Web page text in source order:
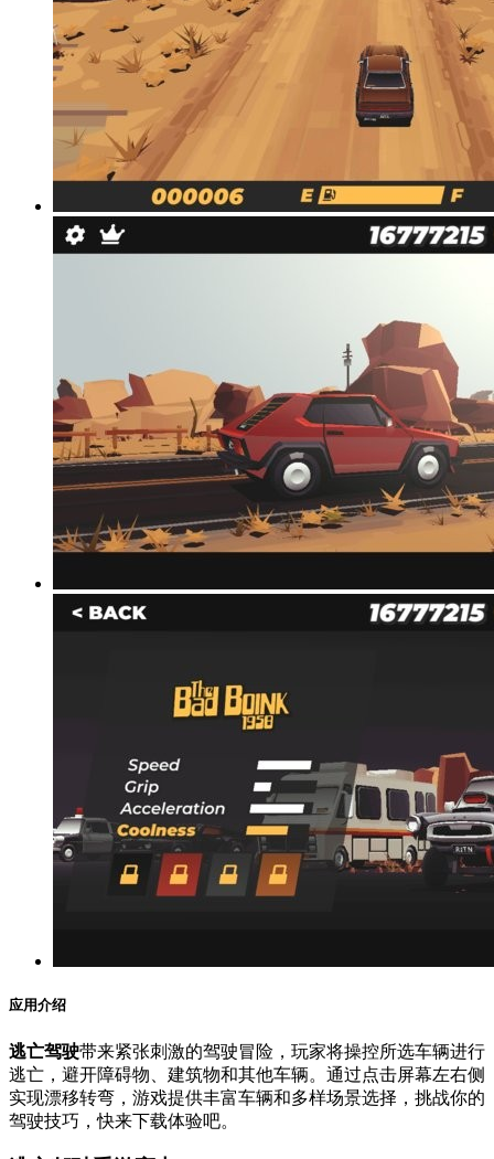
应用介绍
逃亡驾驶带来紧张刺激的驾驶冒险，玩家将操控所选车辆进行
逃亡，避开障碍物、建筑物和其他车辆。通过点击屏幕左右侧
实现漂移转弯，游戏提供丰富车辆和多样场景选择，挑战你的
驾驶技巧，快来下载体验吧。